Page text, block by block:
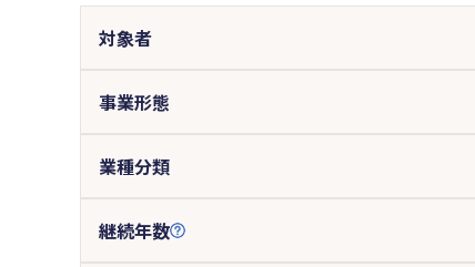
対象者
事業形態
業種分類
継続年数